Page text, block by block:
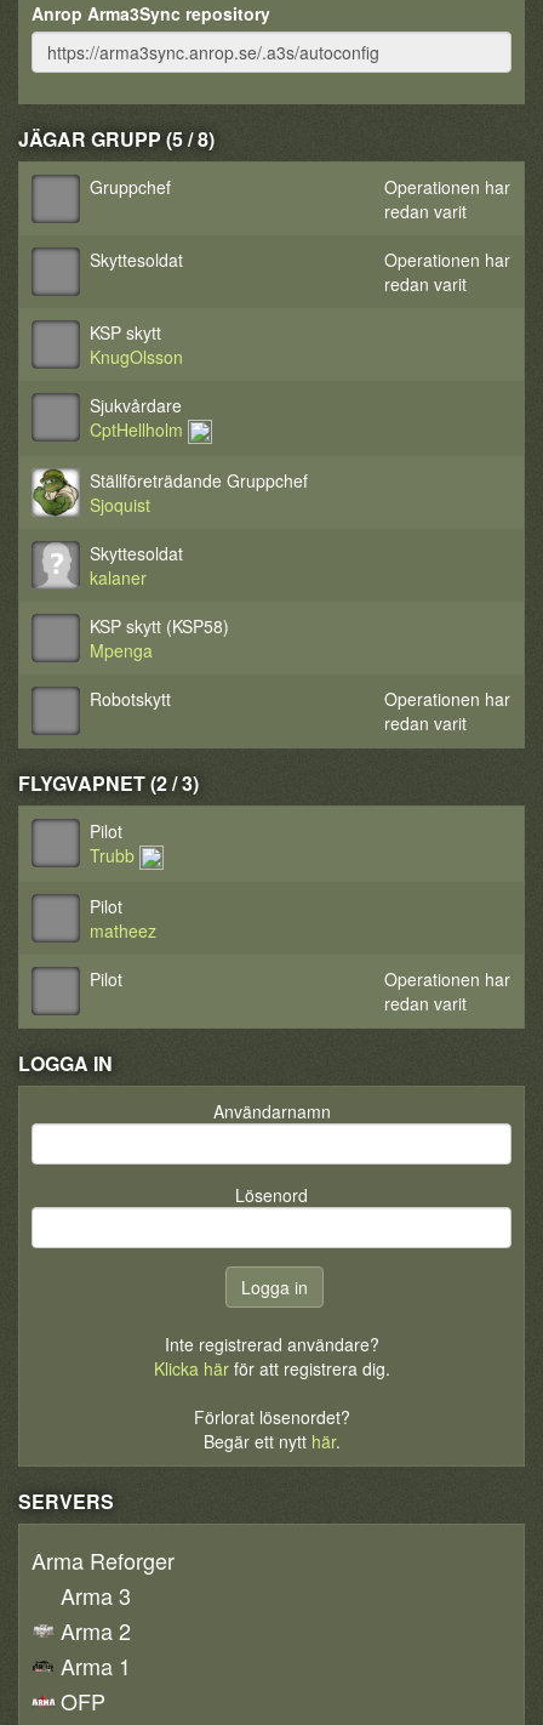
Anrop Arma3Sync repository
JÄGAR GRUPP (5 / 8)
Gruppchef
Operationen har
redan varit
Skyttesoldat
Operationen har
redan varit
KSP skytt
KnugOlsson
Sjukvårdare
CptHellholm
Ställföreträdande Gruppchef
Sjoquist
Skyttesoldat
kalaner
KSP skytt (KSP58)
Mpenga
Robotskytt
Operationen har
redan varit
FLYGVAPNET (2 / 3)
Pilot
Trubb
Pilot
matheez
Pilot
Operationen har
redan varit
LOGGA IN
Användarnamn
Lösenord
Inte registrerad användare?
Klicka härför att registrera dig.
Förlorat lösenordet?
Begär ett nytt här.
SERVERS
Arma Reforger
Arma 3
Arma 2
Arma 1
OFP